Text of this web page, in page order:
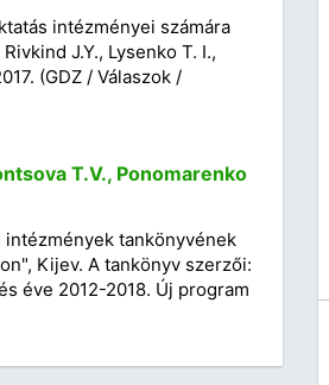
intézményei számára
J.Y., Lysenko T. I.,
(GDZ / Válaszok /
T.V., Ponomarenko
intézmények tankönyvének
Kijev. A tankönyv szerzői:
éve 2012-2018. Új program